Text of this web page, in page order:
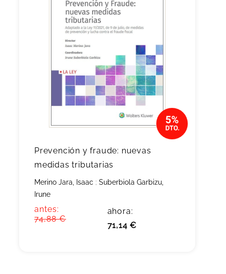
Prevención y fraude: nuevas
medidas tributarias
Merino Jara, Isaac ; Suberbiola Garbizu,
Irune
antes:
74,88 €
ahora:
71,14 €